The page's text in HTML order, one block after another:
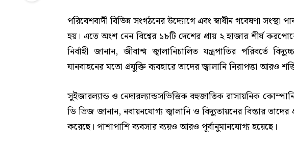
পরিবেশবাদী বিভিন্ন সংগঠনের উদ্যোগে এবং স্বাধীন গবেষণা সংস্থা
হয়। এতে অংশ নেন বিশ্বের ১৮টি দেশের প্রায় ২ হাজার শীর্ষ
নির্বাহী জানান, জীবাশ্ম জ্বালানিচালিত যন্ত্রপাতির পরিবর্তে
যানবাহনের মতো প্রযুক্তি ব্যবহারে তাদের জ্বালানি নিরাপত্তা আরও
সুইজারল্যান্ড ও নেদারল্যান্ডসভিত্তিক বহুজাতিক রাসায়নিক কোম্পানি
ডি ভ্রিজ জানান, নবায়নযোগ্য জ্বালানি ও বিদ্যুতায়নের বিস্তার তাদের
করেছে। পাশাপাশি ব্যবসার ব্যয়ও আরও পূর্বানুমানযোগ্য হয়েছে।